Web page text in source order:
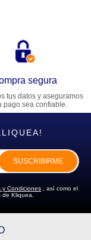
segura
tus datos y aseguramos
pago sea confiable.
SUSCRIBIRME
y Condiciones , así como el
Kliquea.